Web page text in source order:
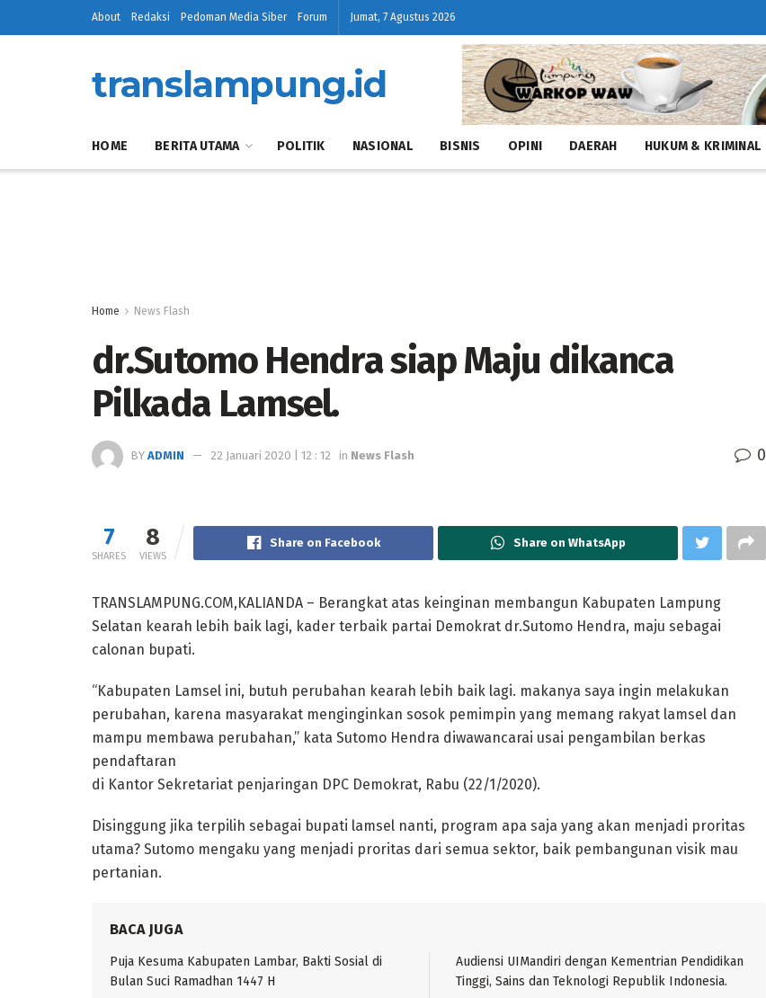
About Redaksi Pedoman Media Siber Forum Jumat, 7 Agustus 2026
translampung.id
HOME BERITA UTAMA POLITIK NASIONAL BISNIS OPINI DAERAH HUKUM & KRIMINAL
Home News Flash
dr.Sutomo Hendra siap Maju dikanca
Pilkada Lamsel.
BY ADMIN 22 Januari 2020 | 12 : 12 in News Flash 0
7
SHARES
8
VIEWS
Share on Facebook Share on WhatsApp
TRANSLAMPUNG.COM,KALIANDA – Berangkat atas keinginan membangun Kabupaten Lampung
Selatan kearah lebih baik lagi, kader terbaik partai Demokrat dr.Sutomo Hendra, maju sebagai
calonan bupati.
“Kabupaten Lamsel ini, butuh perubahan kearah lebih baik lagi. makanya saya ingin melakukan
perubahan, karena masyarakat menginginkan sosok pemimpin yang memang rakyat lamsel dan
mampu membawa perubahan,” kata Sutomo Hendra diwawancarai usai pengambilan berkas
pendaftaran
di Kantor Sekretariat penjaringan DPC Demokrat, Rabu (22/1/2020).
Disinggung jika terpilih sebagai bupati lamsel nanti, program apa saja yang akan menjadi proritas
utama? Sutomo mengaku yang menjadi proritas dari semua sektor, baik pembangunan visik mau
pertanian.
BACA JUGA
Puja Kesuma Kabupaten Lambar, Bakti Sosial di
Bulan Suci Ramadhan 1447 H
Audiensi UIMandiri dengan Kementrian Pendidikan
Tinggi, Sains dan Teknologi Republik Indonesia.